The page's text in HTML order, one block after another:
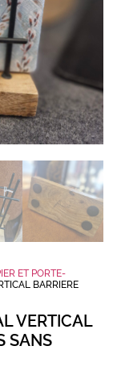
ET PORTE-
BARRIERE
VERTICAL
SANS